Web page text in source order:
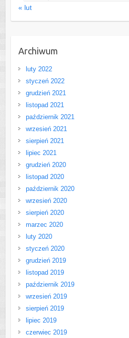
« lut
Archiwum
luty 2022
styczeń 2022
grudzień 2021
listopad 2021
październik 2021
wrzesień 2021
sierpień 2021
lipiec 2021
grudzień 2020
listopad 2020
październik 2020
wrzesień 2020
sierpień 2020
marzec 2020
luty 2020
styczeń 2020
grudzień 2019
listopad 2019
październik 2019
wrzesień 2019
sierpień 2019
lipiec 2019
czerwiec 2019